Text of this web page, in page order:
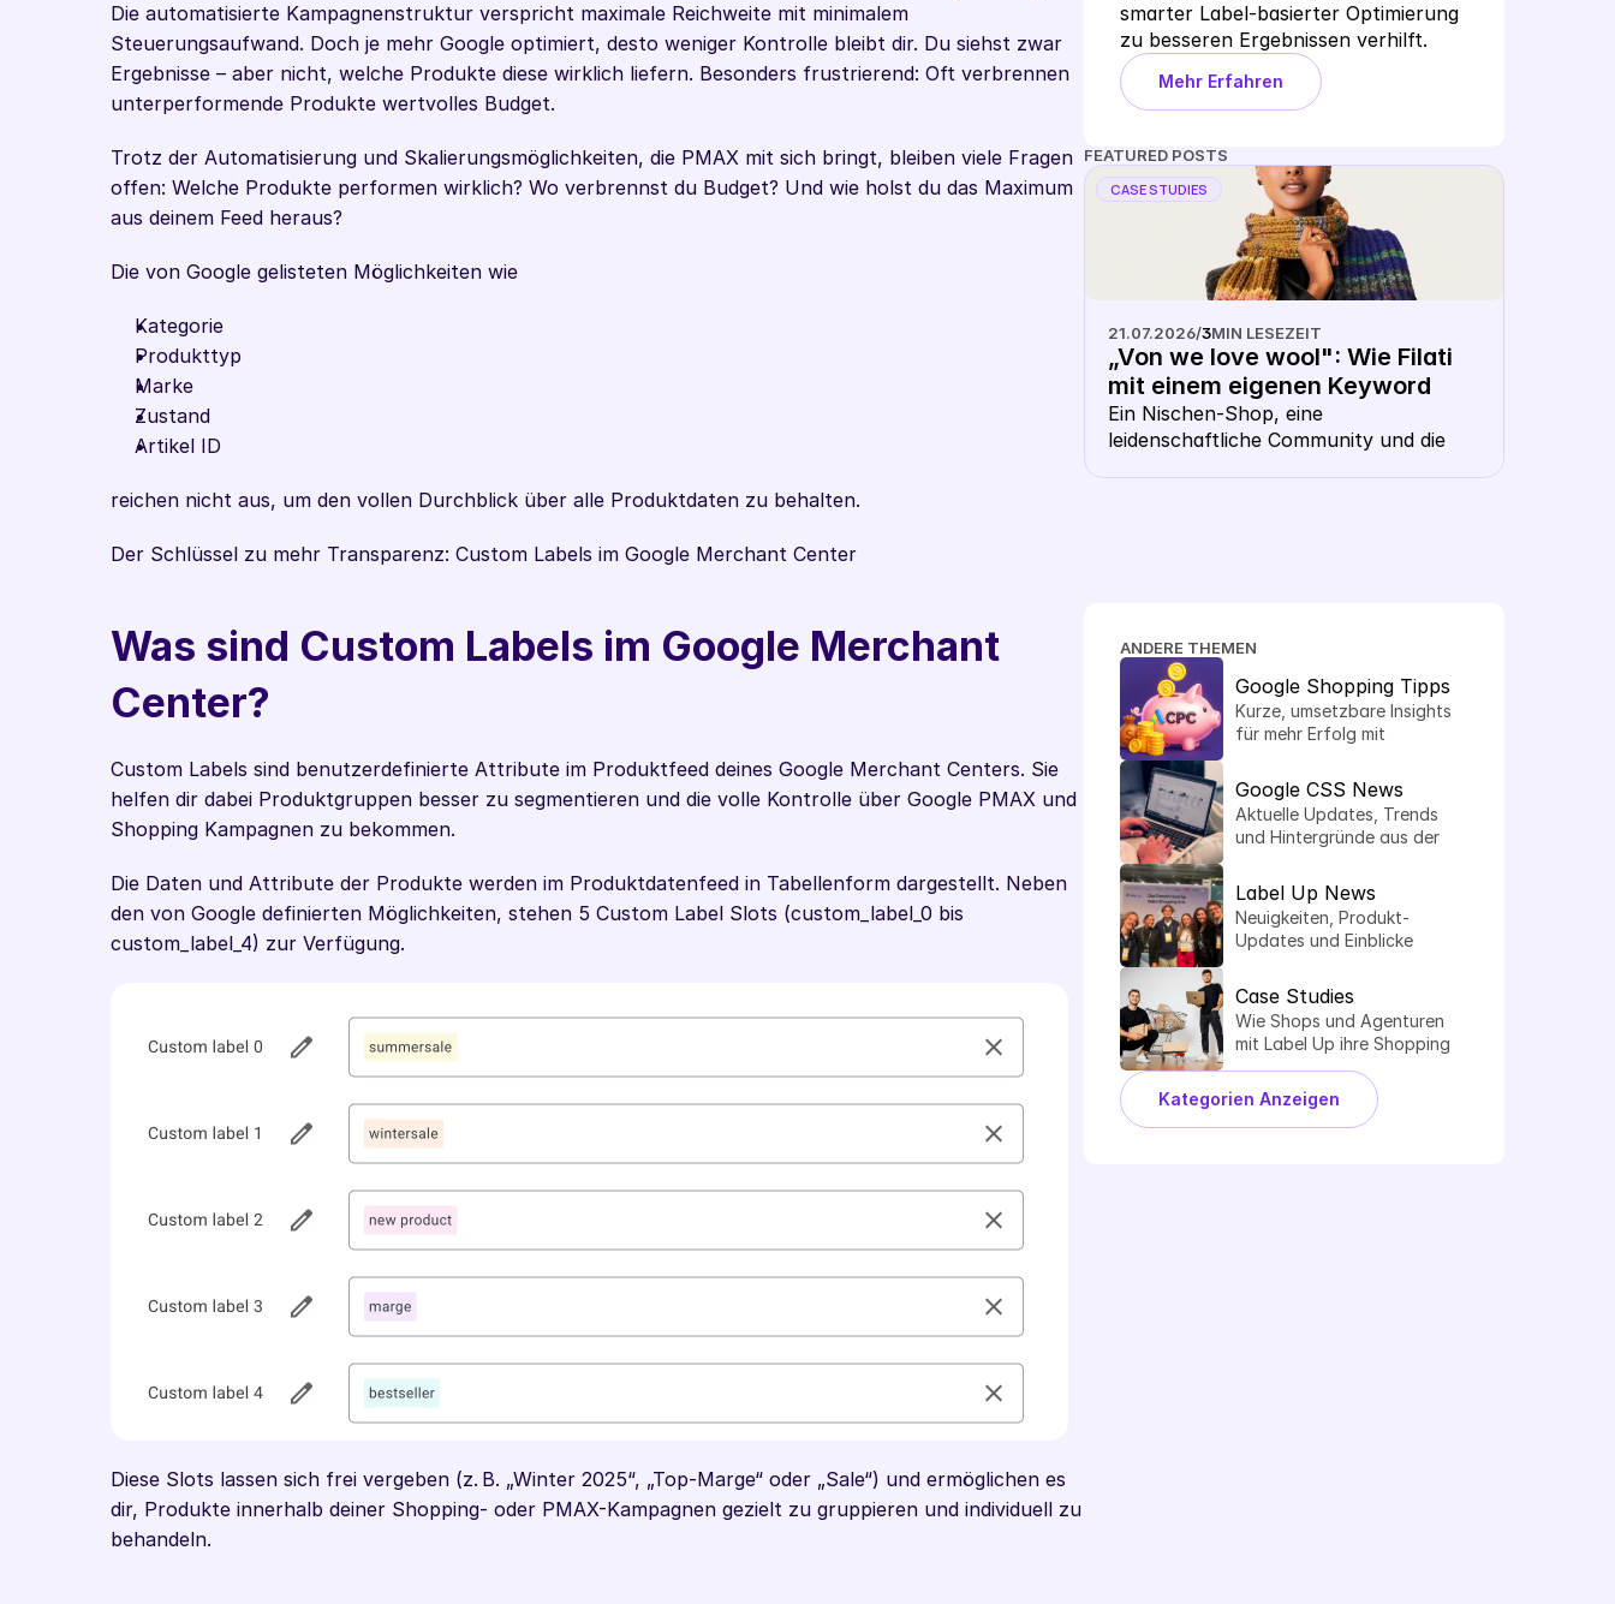
Die automatisierte Kampagnenstruktur verspricht maximale Reichweite mit minimalem
Steuerungsaufwand. Doch je mehr Google optimiert, desto weniger Kontrolle bleibt dir. Du siehst zwar
Ergebnisse – aber nicht, welche Produkte diese wirklich liefern. Besonders frustrierend: Oft verbrennen
unterperformende Produkte wertvolles Budget.
Trotz der Automatisierung und Skalierungsmöglichkeiten, die PMAX mit sich bringt, bleiben viele Fragen
offen: Welche Produkte performen wirklich? Wo verbrennst du Budget? Und wie holst du das Maximum
aus deinem Feed heraus?
Die von Google gelisteten Möglichkeiten wie
Kategorie
Produkttyp
Marke
Zustand
Artikel ID
reichen nicht aus, um den vollen Durchblick über alle Produktdaten zu behalten.
Der Schlüssel zu mehr Transparenz: Custom Labels im Google Merchant Center
Was sind Custom Labels im Google Merchant
Center?
Custom Labels sind benutzerdefinierte Attribute im Produktfeed deines Google Merchant Centers. Sie
helfen dir dabei Produktgruppen besser zu segmentieren und die volle Kontrolle über Google PMAX und
Shopping Kampagnen zu bekommen.
Die Daten und Attribute der Produkte werden im Produktdatenfeed in Tabellenform dargestellt. Neben
den von Google definierten Möglichkeiten, stehen 5 Custom Label Slots (custom_label_0 bis
custom_label_4) zur Verfügung.
Diese Slots lassen sich frei vergeben (z. B. „Winter 2025“, „Top-Marge“ oder „Sale“) und ermöglichen es
dir, Produkte innerhalb deiner Shopping- oder PMAX-Kampagnen gezielt zu gruppieren und individuell zu
behandeln.
smarter Label-basierter Optimierung
zu besseren Ergebnissen verhilft.
Mehr Erfahren
FEATURED POSTS
CASE STUDIES
21.07.2026/3MIN LESEZEIT
„Von we love wool": Wie Filati
mit einem eigenen Keyword
CSS aus dem Shopping-
Karussell heraussticht
Ein Nischen-Shop, eine
leidenschaftliche Community und die
ANDERE THEMEN
Google Shopping Tipps
Kurze, umsetzbare Insights
für mehr Erfolg mit
Google CSS News
Aktuelle Updates, Trends
und Hintergründe aus der
Shopping Services.
Label Up News
Neuigkeiten, Produkt-
Updates und Einblicke
Label Up.
Case Studies
Wie Shops und Agenturen
mit Label Up ihre Shopping
Performance steigern.
Kategorien Anzeigen